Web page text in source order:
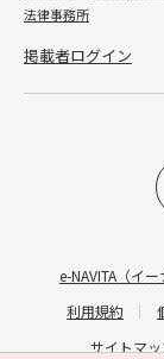
e-NAVITA（イ
利用規約
サイトマ
法律事務所
掲載者ログイン